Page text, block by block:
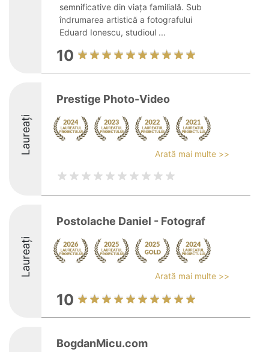
semnificative din viața familială. Sub
îndrumarea artistică a fotografului
Eduard Ionescu, studioul ...
10
Laureați
Prestige Photo-Video
Arată mai multe >>
Laureați
Postolache Daniel - Fotograf
Arată mai multe >>
10
BogdanMicu.com